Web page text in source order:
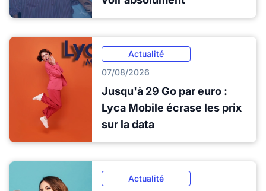
Actualité
07/08/2026
Jusqu'à 29 Go par euro :
Lyca Mobile écrase les prix
sur la data
Actualité